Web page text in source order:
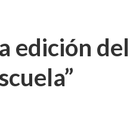
edición del